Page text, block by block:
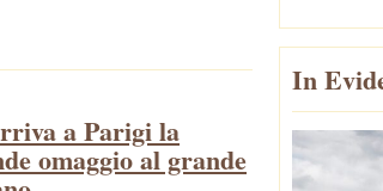
a Parigi la
omaggio al grande
In